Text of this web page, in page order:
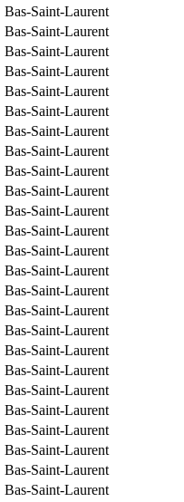
Bas-Saint-Laurent
Bas-Saint-Laurent
Bas-Saint-Laurent
Bas-Saint-Laurent
Bas-Saint-Laurent
Bas-Saint-Laurent
Bas-Saint-Laurent
Bas-Saint-Laurent
Bas-Saint-Laurent
Bas-Saint-Laurent
Bas-Saint-Laurent
Bas-Saint-Laurent
Bas-Saint-Laurent
Bas-Saint-Laurent
Bas-Saint-Laurent
Bas-Saint-Laurent
Bas-Saint-Laurent
Bas-Saint-Laurent
Bas-Saint-Laurent
Bas-Saint-Laurent
Bas-Saint-Laurent
Bas-Saint-Laurent
Bas-Saint-Laurent
Bas-Saint-Laurent
Bas-Saint-Laurent